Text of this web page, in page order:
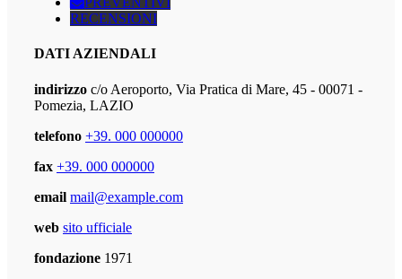
RECENSIONI
DATI AZIENDALI
indirizzo c/o Aeroporto, Via Pratica di Mare, 45 - 00071 -
Pomezia, LAZIO
telefono +39. 000 000000
fax +39. 000 000000
email mail@example.com
web sito ufficiale
fondazione 1971